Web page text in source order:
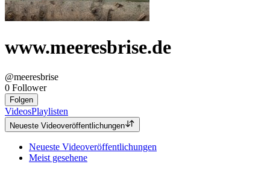
www.meeresbrise.de
@meeresbrise
0 Follower
Folgen
VideosPlaylisten
Neueste Videoveröffentlichungen
Neueste Videoveröffentlichungen
Meist gesehene